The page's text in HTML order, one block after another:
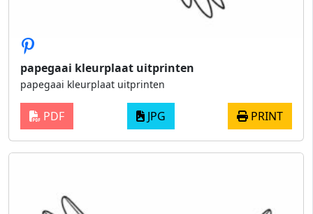
papegaai kleurplaat uitprinten
papegaai kleurplaat uitprinten
PDF JPG PRINT